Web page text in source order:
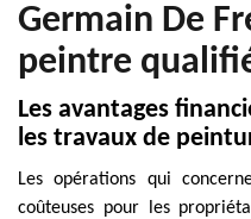
Germain De
peintre
Les avantages
les travaux de
Les opérations qui
coûteuses pour les